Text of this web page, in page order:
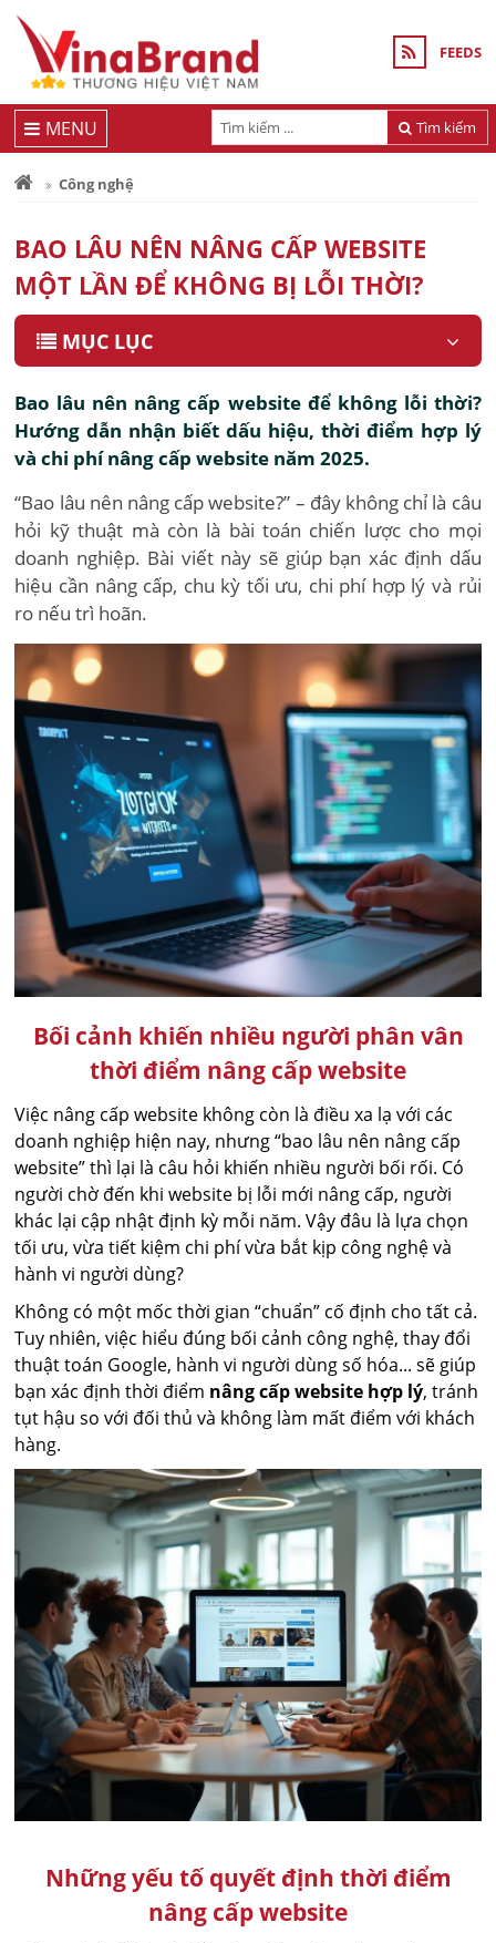
FEEDS
Tìm kiếm
MENU
Công nghệ
BAO LÂU NÊN NÂNG CẤP WEBSITE
MỘT LẦN ĐỂ KHÔNG BỊ LỖI THỜI?
MỤC LỤC
Bao lâu nên nâng cấp website để không lỗi thời?
Hướng dẫn nhận biết dấu hiệu, thời điểm hợp lý
và chi phí nâng cấp website năm 2025.
“Bao lâu nên nâng cấp website?” – đây không chỉ là câu
hỏi kỹ thuật mà còn là bài toán chiến lược cho mọi
doanh nghiệp. Bài viết này sẽ giúp bạn xác định dấu
hiệu cần nâng cấp, chu kỳ tối ưu, chi phí hợp lý và rủi
ro nếu trì hoãn.
Bối cảnh khiến nhiều người phân vân
thời điểm nâng cấp website
Việc nâng cấp website không còn là điều xa lạ với các
doanh nghiệp hiện nay, nhưng “bao lâu nên nâng cấp
website” thì lại là câu hỏi khiến nhiều người bối rối. Có
người chờ đến khi website bị lỗi mới nâng cấp, người
khác lại cập nhật định kỳ mỗi năm. Vậy đâu là lựa chọn
tối ưu, vừa tiết kiệm chi phí vừa bắt kịp công nghệ và
hành vi người dùng?
Không có một mốc thời gian “chuẩn” cố định cho tất cả.
Tuy nhiên, việc hiểu đúng bối cảnh công nghệ, thay đổi
thuật toán Google, hành vi người dùng số hóa... sẽ giúp
bạn xác định thời điểm nâng cấp website hợp lý, tránh
tụt hậu so với đối thủ và không làm mất điểm với khách
hàng.
Những yếu tố quyết định thời điểm
nâng cấp website